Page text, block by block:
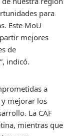
para
Este MoU
mejores
de
indicó.
a
mejorar los
La CAF
mientras que